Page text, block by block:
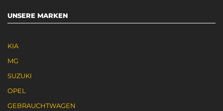
UNSERE MARKEN
KIA
MG
SUZUKI
OPEL
GEBRAUCHTWAGEN